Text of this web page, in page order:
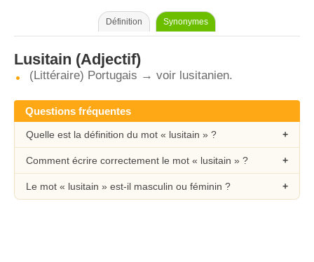
Définition Synonymes
Lusitain (Adjectif)
(Littéraire) Portugais → voir lusitanien.
Questions fréquentes
Quelle est la définition du mot « lusitain » ?
Comment écrire correctement le mot « lusitain » ?
Le mot « lusitain » est-il masculin ou féminin ?